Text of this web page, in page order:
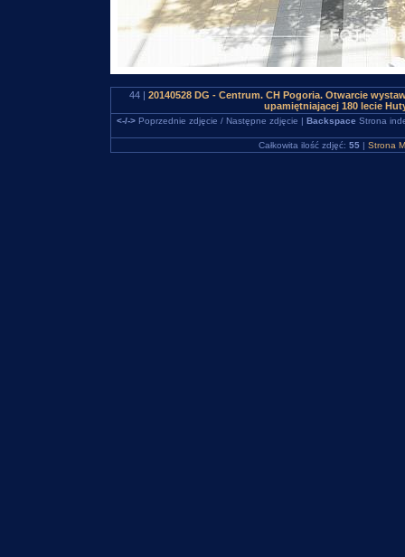
44 | 20140528 DG - Centrum. CH Pogoria. Otwarcie
upamiętniającej 180 lecie
<-/->Poprzednie zdjęcie / Następne zdjęcie | Backspace Strona
Całkowita ilość zdjęć: 55 | Strona